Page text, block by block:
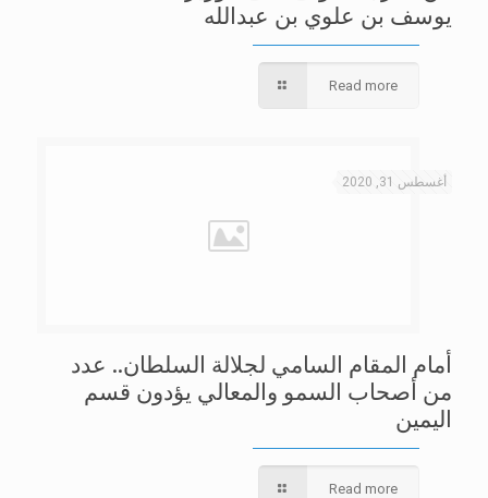
يوسف بن علوي بن عبدالله
Read more
أغسطس 31, 2020
أمام المقام السامي لجلالة السلطان.. عدد
من أصحاب السمو والمعالي يؤدون قسم
اليمين
Read more